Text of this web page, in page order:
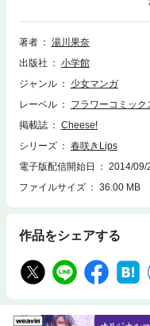
週間で…りょ…旅行に行くこ
の？手も繋いだことないのに
けど…」「い…行くもん！！
著者
湯川果奈
出版社
小学館
ジャンル
少女マンガ
レーベル
フラワーコミック
掲載誌
Cheese!
シリーズ
春咲きLips
電子版配信開始日
2014/09/
ファイルサイズ
36.00 MB
作品をシェアする